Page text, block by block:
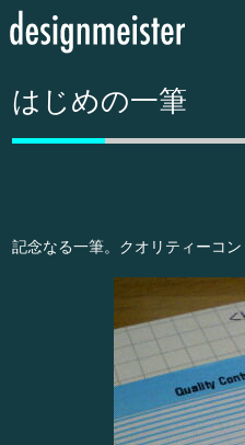
はじめの一筆
記念なる一筆。クオリティーコン